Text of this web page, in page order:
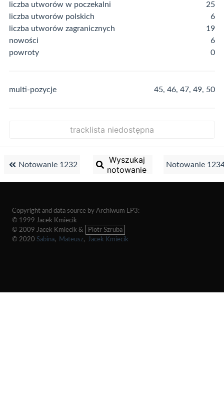
liczba utworów w poczekalni
25
liczba utworów polskich
6
liczba utworów zagranicznych
19
nowości
6
powroty
0
multi-pozycje 45, 46, 47, 49, 50
tracklista niedostępna
Notowanie 1232
Wyszukaj
notowanie
Notowanie
Copyright and data source by Archiwum LP3:
© 1999 Jacek Kmiecik
© 2009 Jacek Kmiecik &
Piotr Szruba
© 2020 Sabina, Mateusz, Jacek Kmiecik